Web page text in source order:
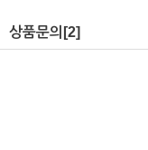
상품문의 [2]